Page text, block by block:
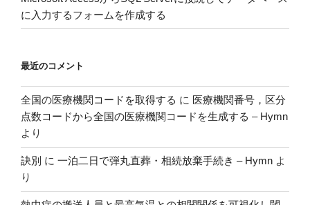
に入力するフォームを作成する
最近のコメント
全国の医療機関コードを取得する に 医療機関番号，区分
点数コードから全国の医療機関コードを生成する – Hymn
より
訣別 に 一泊二日で弾丸直葬・相続放棄手続き – Hymn よ
り